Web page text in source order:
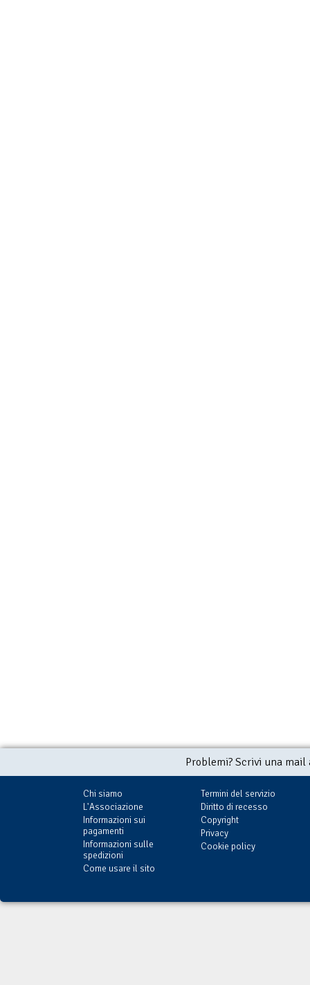
Problemi? Scrivi una
Chi siamo
L'Associazione
Informazioni sui
pagamenti
Informazioni sulle
spedizioni
Come usare il sito
Termini del servizio
Diritto di recesso
Copyright
Privacy
Cookie policy